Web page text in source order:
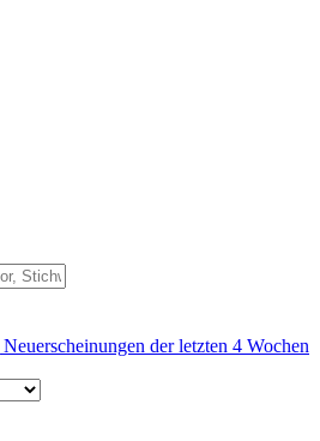
Neuerscheinungen der letzten 4 Wochen